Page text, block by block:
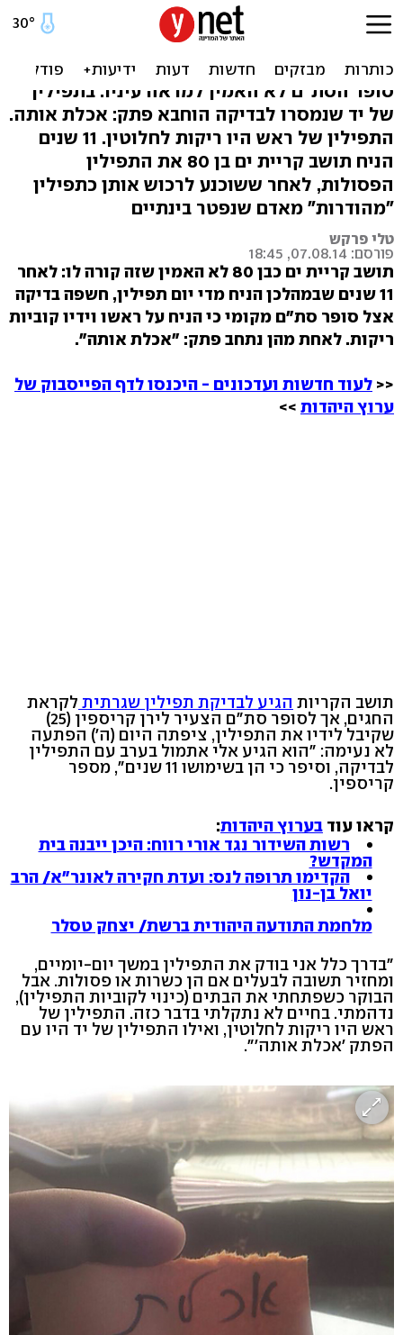
הניח תפילין שבתוכן נכתב:
"אכלת אותה"
סופר הסת"ם לא האמין למראה עיניו: בתפילין
של יד שנמסרו לבדיקה הוחבא פתק: אכלת אותה.
התפילין של ראש היו ריקות לחלוטין. 11 שנים
הניח תושב קריית ים בן 80 את התפילין
הפסולות, לאחר ששוכנע לרכוש אותן כתפילין
"מהודרות" מאדם שנפטר בינתיים
טלי פרקש
פורסם: 07.08.14, 18:45
תושב קריית ים כבן 80 לא האמין שזה קורה לו: לאחר
11 שנים שבמהלכן הניח מדי יום תפילין, חשפה בדיקה
אצל סופר סת"ם מקומי כי הניח על ראשו וידיו קוביות
ריקות. לאחת מהן נתחב פתק: "אכלת אותה".
<< לעוד חדשות ועדכונים - היכנסו לדף הפייסבוק של
ערוץ היהדות >>
תושב הקריות הגיע לבדיקת תפילין שגרתית לקראת
החגים, אך לסופר סת"ם הצעיר לירן קריספין (25)
שקיבל לידיו את התפילין, ציפתה היום (ה') הפתעה
לא נעימה: "הוא הגיע אלי אתמול בערב עם התפילין
לבדיקה, וסיפר כי הן בשימושו 11 שנים", מספר
קריספין.
קראו עוד בערוץ היהדות:
רשות השידור נגד אורי רווח: היכן ייבנה בית
המקדש?
הקדימו תרופה לנס: ועדת חקירה לאונר"א/ הרב
יואל בן-נון
מלחמת התודעה היהודית ברשת/ יצחק טסלר
"בדרך כלל אני בודק את התפילין במשך יום-יומיים,
ומחזיר תשובה לבעלים אם הן כשרות או פסולות. אבל
הבוקר כשפתחתי את הבתים (כינוי לקוביות התפילין),
נדהמתי. בחיים לא נתקלתי בדבר כזה. התפילין של
ראש היו ריקות לחלוטין, ואילו התפילין של יד היו עם
הפתק 'אכלת אותה'".